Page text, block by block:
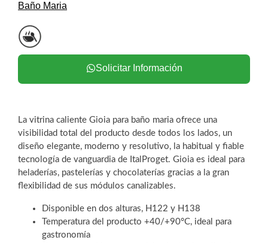
Baño Maria
Solicitar Información
La vitrina caliente Gioia para baño maria ofrece una
visibilidad total del producto desde todos los lados, un
diseño elegante, moderno y resolutivo, la habitual y fiable
tecnología de vanguardia de ItalProget. Gioia es ideal para
heladerías, pastelerías y chocolaterías gracias a la gran
flexibilidad de sus módulos canalizables.
Disponible en dos alturas, H122 y H138
Temperatura del producto +40/+90°C, ideal para
gastronomía